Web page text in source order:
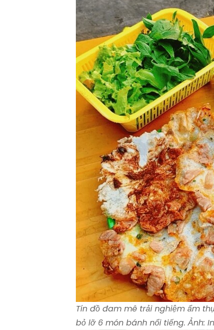
Tín đồ đam mê trải nghiệm ẩm
bỏ lỡ 6 món bánh nổi tiếng. Ảnh: